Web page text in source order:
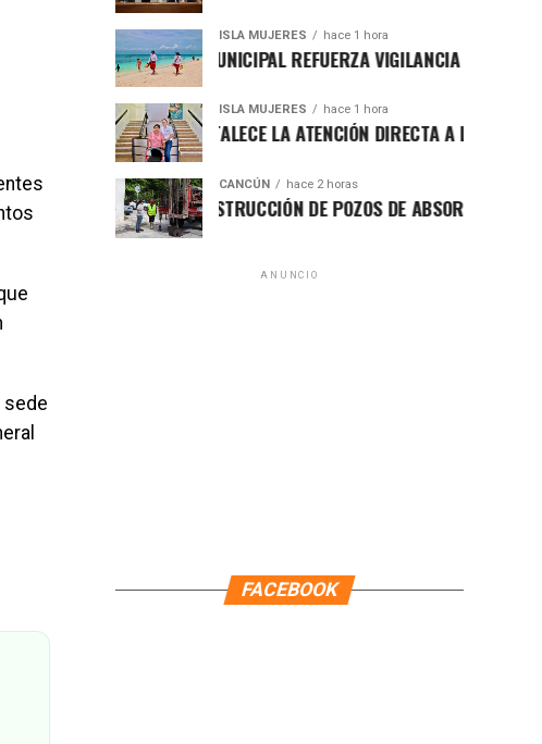
sede
ISLA MUJERES hace 1 hora
GOBIERNO MUNICIPAL REFUERZA VIGILANCIA CON
ISLA MUJERES hace 1 hora
ATENEA FORTALECE LA ATENCIÓN DIRECTA A LAS FAMILIAS
CANCÚN hace 2 horas
AVANZA CONSTRUCCIÓN DE POZOS DE ABSORCIÓN EN
ANUNCIO
FACEBOOK